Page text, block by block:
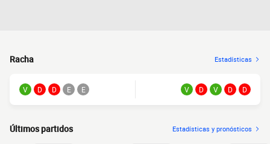
Racha Estadísticas
V D D E E V D V D D
Últimos partidos Estadísticas y pronósticos